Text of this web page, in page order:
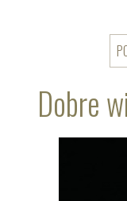
Dobre